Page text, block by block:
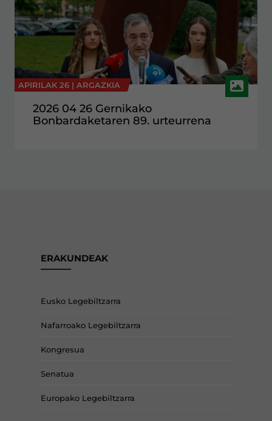
APIRILAK 26 | ARGAZKIA
2026 04 26 Gernikako
Bonbardaketaren 89. urteurrena
ERAKUNDEAK
Eusko Legebiltzarra
Nafarroako Legebiltzarra
Kongresua
Senatua
Europako Legebiltzarra